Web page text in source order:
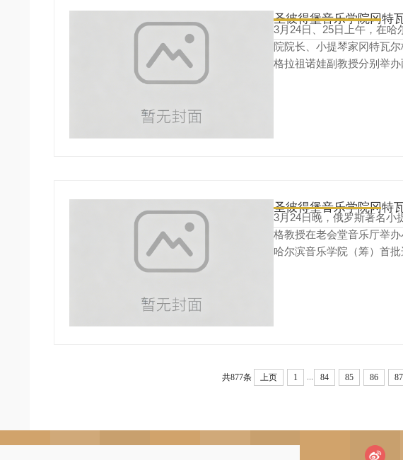
3月24日、25日上午，在哈
院院长、小提琴家冈特瓦
格拉祖诺娃副教授分别举办两
圣彼得堡音乐学院冈特
3月24日晚，俄罗斯著名小
格教授在老会堂音乐厅举
哈尔滨音乐学院（筹）首
共877条 上页 1 84 85 86 87